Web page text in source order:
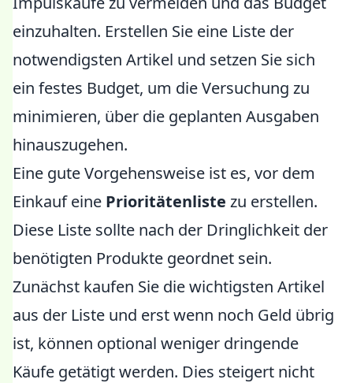
einzuhalten. Erstellen Sie eine Liste der
notwendigsten Artikel und setzen Sie sich
ein festes Budget, um die Versuchung zu
minimieren, über die geplanten Ausgaben
hinauszugehen.
Eine gute Vorgehensweise ist es, vor dem
Einkauf eine Prioritätenliste zu erstellen.
Diese Liste sollte nach der Dringlichkeit der
benötigten Produkte geordnet sein.
Zunächst kaufen Sie die wichtigsten Artikel
aus der Liste und erst wenn noch Geld übrig
ist, können optional weniger dringende
Käufe getätigt werden. Dies steigert nicht